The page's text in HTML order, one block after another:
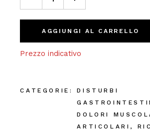
€17.00.
€13.60.
AGGIUNGI AL CARRELLO
Prezzo indicativo
CATEGORIE:
DISTURBI
DOLORI
ARTICOLARI ,